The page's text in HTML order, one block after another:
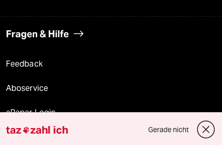
Fragen & Hilfe
Feedback
Aboservice
ePaper Login
Downloads für Abonnierende
taz zahl ich Gerade nicht